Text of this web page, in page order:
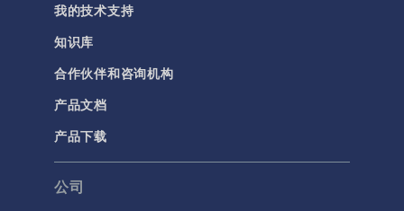
简介
结果与可视化
网格
集群计算和云计算
我的技术支持
知识库
合作伙伴和咨询机构
产品文档
产品下载
公司